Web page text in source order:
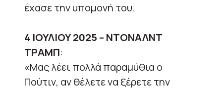
έχασε την υπομονή του.
4 ΙΟΥΛΙΟΥ 2025 – ΝΤΟΝΑΛΝΤ
ΤΡΑΜΠ:
«Μας λέει πολλά παραμύθια ο
Πούτιν, αν θέλετε να ξέρετε την